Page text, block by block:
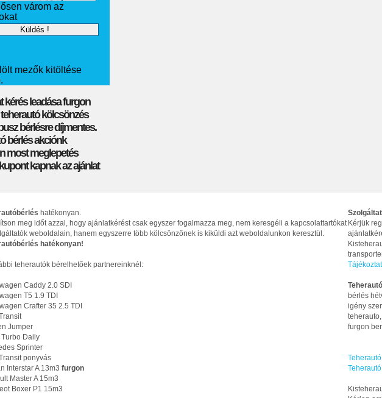
várom az
mezők kitöltése
kérés leadása furgon
kölcsönzés
bérlésre díjmentes.
bérlés akciónk
most meglepetés
kapnak az ajánlat
Kérjük
bérlés
igény
furgon
hatékonyan.
meg időt azzal, hogy ajánlatkérést csak egyszer fogalmazza meg, nem keresgéli a kapcsolattartókat
weboldalain, hanem egyszerre több kölcsönzőnek is kiküldi azt weboldalunkon keresztül.
hatékonyan!
teherautók bérelhetőek partnereinknél:
Caddy 2.0 SDI
T5 1.9 TDI
Crafter 35 2.5 TDI
Jumper
Turbo Daily
Sprinter
ponyvás
Interstar A 13m3 furgon
Master A 15m3
Boxer P1 15m3